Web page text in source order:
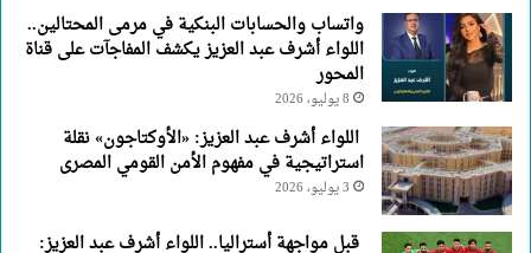
واتساب والحسابات البنكية في مرمى المحتالين..
اللواء أشرف عبد العزيز يكشف المفاجآت على قناة
المحور
8 يوليو، 2026
اللواء أشرف عبد العزيز: «الأوكتاجون» نقلة
استراتيجية في مفهوم الأمن القومي المصرى
3 يوليو، 2026
قبل مواجهة أستراليا.. اللواء أشرف عبد العزيز: